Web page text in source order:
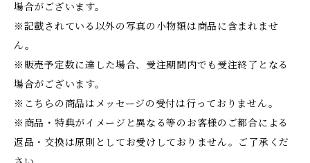
場合がございます。
※記載されている以外の写真の小物類は商品に含まれませ
ん。
※販売予定数に達した場合、受注期間内でも受注終了となる
場合がございます。
※こちらの商品はメッセージの受付は行っておりません。
※商品・特典がイメージと異なる等のお客様のご都合による
返品・交換は原則としてお受けしておりません。ご了承くだ